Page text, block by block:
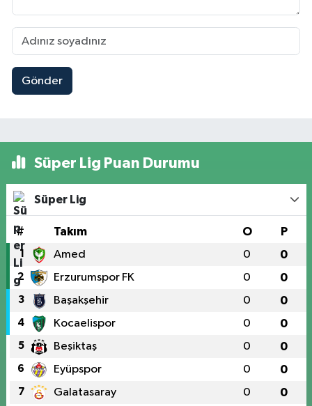
Gönder
Süper Lig Puan Durumu
Süper Lig
# Takım O P
1 Amed 0 0
2 Erzurumspor FK 0 0
3 Başakşehir 0 0
4 Kocaelispor 0 0
5 Beşiktaş 0 0
6 Eyüpspor 0 0
7 Galatasaray 0 0